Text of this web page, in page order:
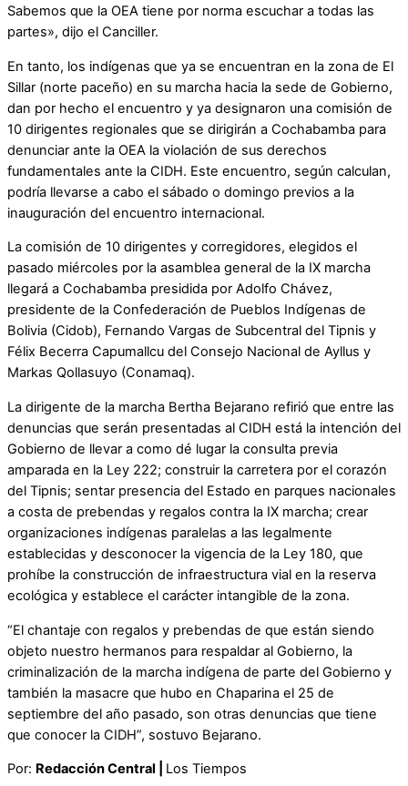
Sabemos que la OEA tiene por norma escuchar a todas las
partes», dijo el Canciller.
En tanto, los indígenas que ya se encuentran en la zona de El
Sillar (norte paceño) en su marcha hacia la sede de Gobierno,
dan por hecho el encuentro y ya designaron una comisión de
10 dirigentes regionales que se dirigirán a Cochabamba para
denunciar ante la OEA la violación de sus derechos
fundamentales ante la CIDH. Este encuentro, según calculan,
podría llevarse a cabo el sábado o domingo previos a la
inauguración del encuentro internacional.
La comisión de 10 dirigentes y corregidores, elegidos el
pasado miércoles por la asamblea general de la IX marcha
llegará a Cochabamba presidida por Adolfo Chávez,
presidente de la Confederación de Pueblos Indígenas de
Bolivia (Cidob), Fernando Vargas de Subcentral del Tipnis y
Félix Becerra Capumallcu del Consejo Nacional de Ayllus y
Markas Qollasuyo (Conamaq).
La dirigente de la marcha Bertha Bejarano refirió que entre las
denuncias que serán presentadas al CIDH está la intención del
Gobierno de llevar a como dé lugar la consulta previa
amparada en la Ley 222; construir la carretera por el corazón
del Tipnis; sentar presencia del Estado en parques nacionales
a costa de prebendas y regalos contra la IX marcha; crear
organizaciones indígenas paralelas a las legalmente
establecidas y desconocer la vigencia de la Ley 180, que
prohíbe la construcción de infraestructura vial en la reserva
ecológica y establece el carácter intangible de la zona.
“El chantaje con regalos y prebendas de que están siendo
objeto nuestro hermanos para respaldar al Gobierno, la
criminalización de la marcha indígena de parte del Gobierno y
también la masacre que hubo en Chaparina el 25 de
septiembre del año pasado, son otras denuncias que tiene
que conocer la CIDH”, sostuvo Bejarano.
Por: Redacción Central | Los Tiempos